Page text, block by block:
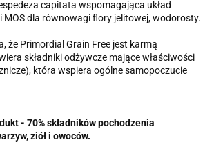
capitata wspomagająca układ
MOS dla równowagi flory jelitowej, wodorosty.
że Primordial Grain Free jest karmą
składniki odżywcze mające właściwości
która wspiera ogólne samopoczucie
- 70% składników pochodzenia
ziół i owoców.